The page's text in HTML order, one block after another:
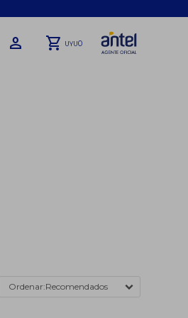
UYU0
Recomendados